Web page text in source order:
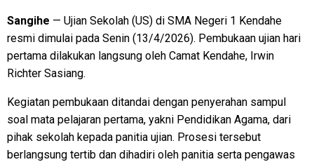
Sangihe — Ujian Sekolah (US) di SMA Negeri 1 Kendahe
resmi dimulai pada Senin (13/4/2026). Pembukaan ujian hari
pertama dilakukan langsung oleh Camat Kendahe, Irwin
Richter Sasiang.
Kegiatan pembukaan ditandai dengan penyerahan sampul
soal mata pelajaran pertama, yakni Pendidikan Agama, dari
pihak sekolah kepada panitia ujian. Prosesi tersebut
berlangsung tertib dan dihadiri oleh panitia serta pengawas